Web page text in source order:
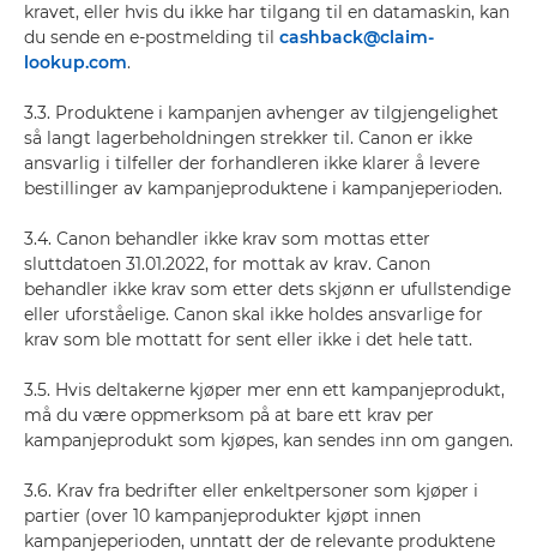
kravet, eller hvis du ikke har tilgang til en datamaskin, kan
du sende en e-postmelding til cashback@claim-
lookup.com.
3.3. Produktene i kampanjen avhenger av tilgjengelighet
så langt lagerbeholdningen strekker til. Canon er ikke
ansvarlig i tilfeller der forhandleren ikke klarer å levere
bestillinger av kampanjeproduktene i kampanjeperioden.
3.4. Canon behandler ikke krav som mottas etter
sluttdatoen 31.01.2022, for mottak av krav. Canon
behandler ikke krav som etter dets skjønn er ufullstendige
eller uforståelige. Canon skal ikke holdes ansvarlige for
krav som ble mottatt for sent eller ikke i det hele tatt.
3.5. Hvis deltakerne kjøper mer enn ett kampanjeprodukt,
må du være oppmerksom på at bare ett krav per
kampanjeprodukt som kjøpes, kan sendes inn om gangen.
3.6. Krav fra bedrifter eller enkeltpersoner som kjøper i
partier (over 10 kampanjeprodukter kjøpt innen
kampanjeperioden, unntatt der de relevante produktene